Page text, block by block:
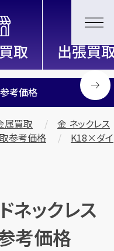
実績の買取専門店「買取大
考価格
属買取
金 ネックレス
参考価格
K18×ダイ
ネックレス
考価格